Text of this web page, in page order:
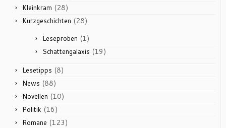
Kleinkram (28)
Kurzgeschichten (28)
Leseproben (1)
Schattengalaxis (19)
Lesetipps (8)
News (88)
Novellen (10)
Politik (16)
Romane (123)